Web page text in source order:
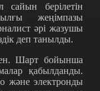
сайын берілетін
жеңімпазы
әрі жазушы
деп танылды.
Шарт бойынша
қабылданды.
және электронды